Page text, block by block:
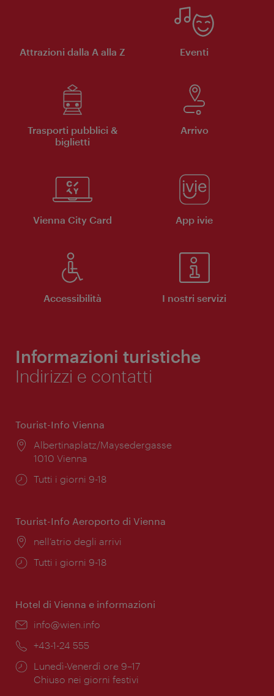
Attrazioni dalla A alla Z Eventi
Trasporti pubblici &
biglietti
Arrivo
Vienna City Card App ivie
Accessibilità I nostri servizi
Informazioni turistiche
Indirizzi e contatti
Tourist-Info Vienna
Posizione:
Albertinaplatz/Maysedergasse
1010 Vienna
Orari
Tutti i giorni 9-18
Tourist-Info Aeroporto di Vienna
Posizione:
nell’atrio degli arrivi
Orari
Tutti i giorni 9-18
Hotel di Vienna e informazioni
Email:
info@wien.info
Telefono:
+43-1-24 555
Orari
di
Lunedì-Venerdì ore 9–17
Chiuso nei giorni festivi